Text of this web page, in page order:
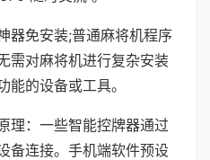
器免安装;普通麻将机程序
需对麻将机进行复杂安装
的设备或工具。
理：一些智能控牌器通过
备连接。手机端软件预设